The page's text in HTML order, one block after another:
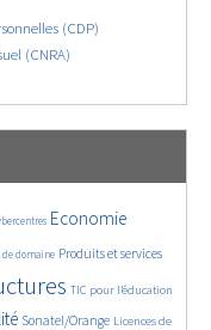
(CDP)
(CNRA)
Economie
de domaine Produits et services
TIC pour l’éducation
Sonatel/Orange Licences de